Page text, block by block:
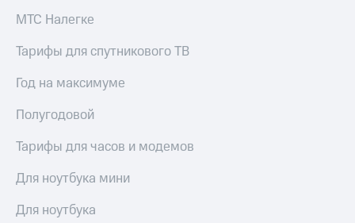
МТС Налегке
Тарифы для спутникового ТВ
Год на максимуме
Полугодовой
Тарифы для часов и модемов
Для ноутбука мини
Для ноутбука